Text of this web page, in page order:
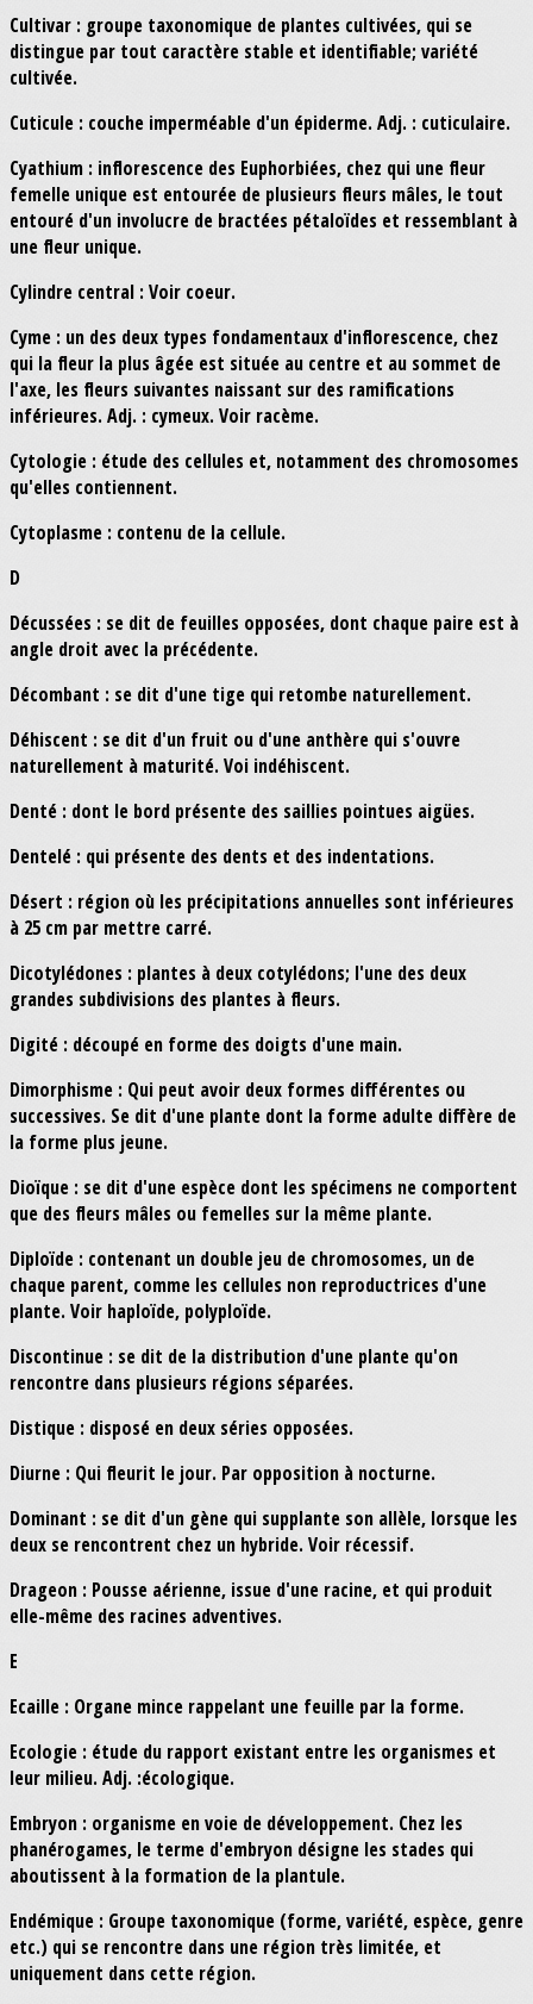
Cultivar : groupe taxonomique de plantes cultivées, qui se
distingue par tout caractère stable et identifiable; variété
cultivée.
Cuticule : couche imperméable d'un épiderme. Adj. : cuticulaire.
Cyathium : inflorescence des Euphorbiées, chez qui une fleur
femelle unique est entourée de plusieurs fleurs mâles, le tout
entouré d'un involucre de bractées pétaloïdes et ressemblant à
une fleur unique.
Cylindre central : Voir coeur.
Cyme : un des deux types fondamentaux d'inflorescence, chez
qui la fleur la plus âgée est située au centre et au sommet de
l'axe, les fleurs suivantes naissant sur des ramifications
inférieures. Adj. : cymeux. Voir racème.
Cytologie : étude des cellules et, notamment des chromosomes
qu'elles contiennent.
Cytoplasme : contenu de la cellule.
D
Décussées : se dit de feuilles opposées, dont chaque paire est à
angle droit avec la précédente.
Décombant : se dit d'une tige qui retombe naturellement.
Déhiscent : se dit d'un fruit ou d'une anthère qui s'ouvre
naturellement à maturité. Voi indéhiscent.
Denté : dont le bord présente des saillies pointues aigües.
Dentelé : qui présente des dents et des indentations.
Désert : région où les précipitations annuelles sont inférieures
à 25 cm par mettre carré.
Dicotylédones : plantes à deux cotylédons; l'une des deux
grandes subdivisions des plantes à fleurs.
Digité : découpé en forme des doigts d'une main.
Dimorphisme : Qui peut avoir deux formes différentes ou
successives. Se dit d'une plante dont la forme adulte diffère de
la forme plus jeune.
Dioïque : se dit d'une espèce dont les spécimens ne comportent
que des fleurs mâles ou femelles sur la même plante.
Diploïde : contenant un double jeu de chromosomes, un de
chaque parent, comme les cellules non reproductrices d'une
plante. Voir haploïde, polyploïde.
Discontinue : se dit de la distribution d'une plante qu'on
rencontre dans plusieurs régions séparées.
Distique : disposé en deux séries opposées.
Diurne : Qui fleurit le jour. Par opposition à nocturne.
Dominant : se dit d'un gène qui supplante son allèle, lorsque les
deux se rencontrent chez un hybride. Voir récessif.
Drageon : Pousse aérienne, issue d'une racine, et qui produit
elle-même des racines adventives.
E
Ecaille : Organe mince rappelant une feuille par la forme.
Ecologie : étude du rapport existant entre les organismes et
leur milieu. Adj. :écologique.
Embryon : organisme en voie de développement. Chez les
phanérogames, le terme d'embryon désigne les stades qui
aboutissent à la formation de la plantule.
Endémique : Groupe taxonomique (forme, variété, espèce, genre
etc.) qui se rencontre dans une région très limitée, et
uniquement dans cette région.